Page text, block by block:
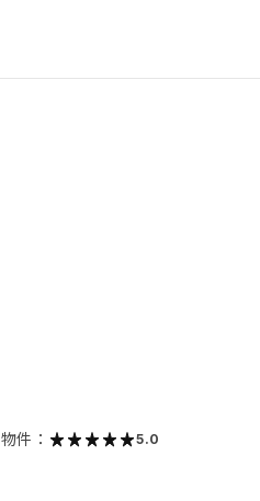
物件： 5.0